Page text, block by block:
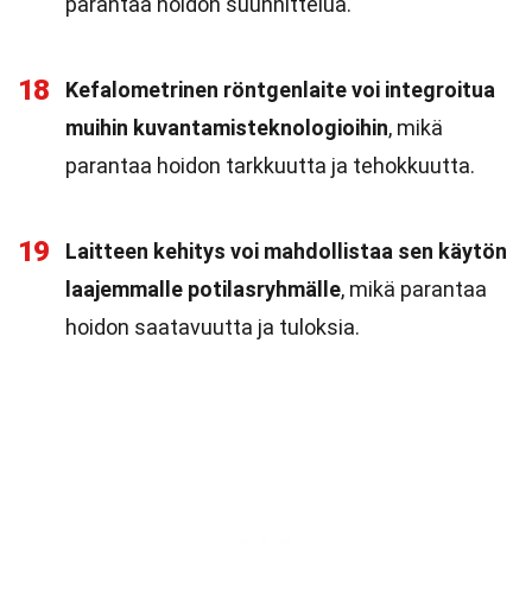
18
Kefalometrinen röntgenlaite voi integroitua
muihin kuvantamisteknologioihin, mikä
parantaa hoidon tarkkuutta ja tehokkuutta.
19
Laitteen kehitys voi mahdollistaa sen käytön
laajemmalle potilasryhmälle, mikä parantaa
hoidon saatavuutta ja tuloksia.